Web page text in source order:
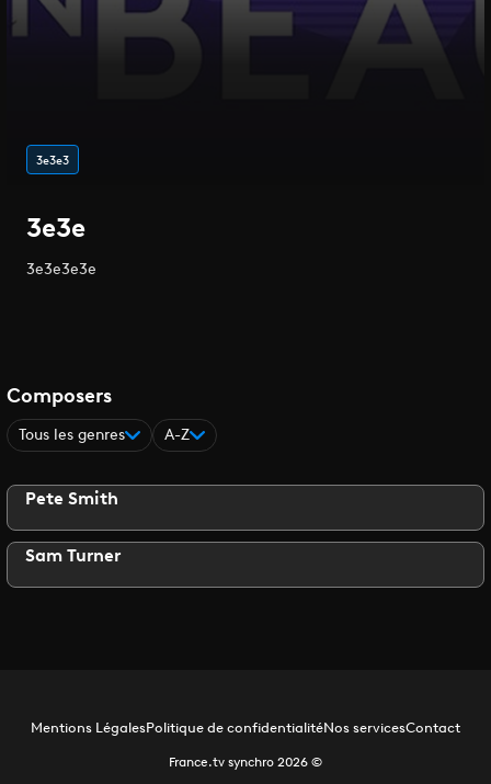
3e3e3
3e3e
3e3e3e3e
Composers
Tous les genres A-Z
Pete Smith
Sam Turner
Mentions LégalesPolitique de confidentialitéNos servicesContact
France.tv synchro 2026 ©